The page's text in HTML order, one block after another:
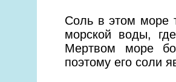
Соль в этом море
морской воды,
Мертвом море
поэтому его соли